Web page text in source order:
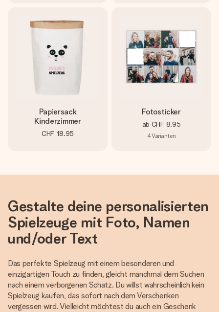
Papiersack
Kinderzimmer
CHF 18.95
Fotosticker
ab CHF 8.95
4Varianten
Gestalte deine personalisierten
Spielzeuge mit Foto, Namen
und/oder Text
Das perfekte Spielzeug mit einem besonderen und
einzigartigen Touch zu finden, gleicht manchmal dem Suchen
nach einem verborgenen Schatz. Du willst wahrscheinlich kein
Spielzeug kaufen, das sofort nach dem Verschenken
vergessen wird. Vielleicht möchtest du auch ein Geschenk